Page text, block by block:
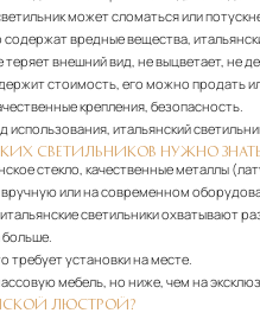
может сломаться или
вредные вещества,
теряет внешний вид, не выцветает, не
стоимость, его можно продать
крепления, безопасность.
использования, итальянский
СВЕТИЛЬНИКОВ НУЖНО
стекло, качественные металлы
или на современном
светильники охватывают
требует установки на месте.
мебель, но ниже, чем на
ЛЮСТРОЙ?